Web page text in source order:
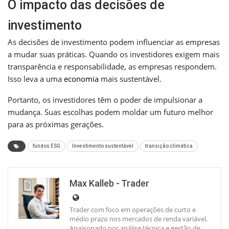
O impacto das decisões de
investimento
As decisões de investimento podem influenciar as empresas
a mudar suas práticas. Quando os investidores exigem mais
transparência e responsabilidade, as empresas respondem.
Isso leva a uma economia mais sustentável.
Portanto, os investidores têm o poder de impulsionar a
mudança. Suas escolhas podem moldar um futuro melhor
para as próximas gerações.
fundos ESG Investimento sustentável transição climática
Max Kalleb - Trader
Trader com foco em operações de curto e
médio prazo nos mercados de renda variável.